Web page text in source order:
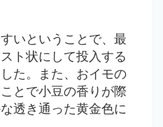
いということで、最
ト状にして投入する
た。また、おイモの
とで小豆の香りが際
透き通った黄金色に